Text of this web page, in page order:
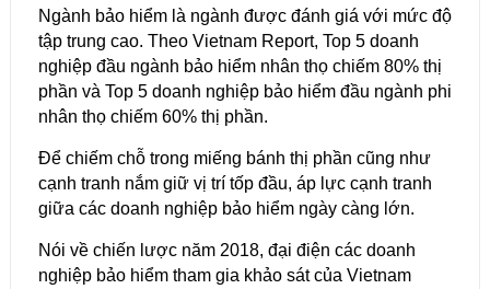
Ngành bảo hiểm là ngành được đánh giá với mức độ
tập trung cao. Theo Vietnam Report, Top 5 doanh
nghiệp đầu ngành bảo hiểm nhân thọ chiếm 80% thị
phần và Top 5 doanh nghiệp bảo hiểm đầu ngành phi
nhân thọ chiếm 60% thị phần.
Để chiếm chỗ trong miếng bánh thị phần cũng như
cạnh tranh nắm giữ vị trí tốp đầu, áp lực cạnh tranh
giữa các doanh nghiệp bảo hiểm ngày càng lớn.
Nói về chiến lược năm 2018, đại điện các doanh
nghiệp bảo hiểm tham gia khảo sát của Vietnam